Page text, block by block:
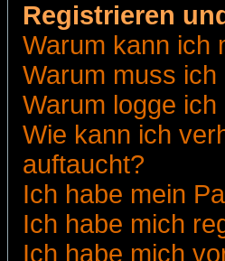
Registrieren
Warum kann ich
Warum muss
Warum logge
Wie kann ich
auftaucht?
Ich habe mein
Ich habe mich
Ich habe mich